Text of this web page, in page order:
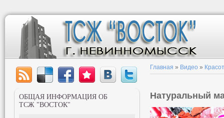
Главная » Видео »
Натуральный
ОБЩАЯ ИНФОРМАЦИЯ ОБ
ТСЖ "ВОСТОК"